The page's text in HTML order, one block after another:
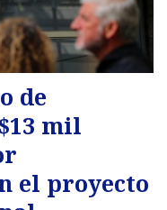
de
mil
el proyecto